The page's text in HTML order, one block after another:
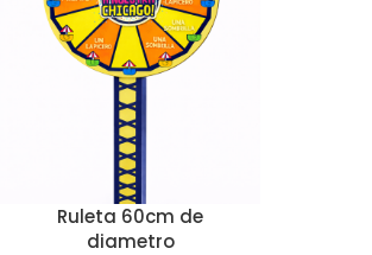
Ruleta 60cm de
diametro